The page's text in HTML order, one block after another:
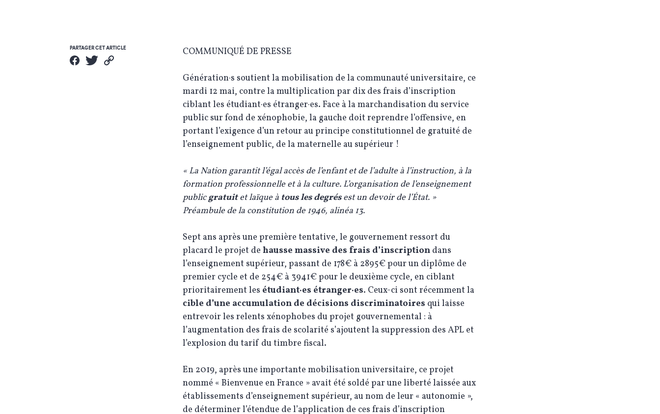
PARTAGER CET ARTICLE COMMUNIQUÉ DE PRESSE
Génération·s soutient la mobilisation de la communauté universitaire, ce
mardi 12 mai, contre la multiplication par dix des frais d’inscription
ciblant les étudiant·es étranger·es. Face à la marchandisation du service
public sur fond de xénophobie, la gauche doit reprendre l’offensive, en
portant l’exigence d’un retour au principe constitutionnel de gratuité de
l’enseignement public, de la maternelle au supérieur !
« La Nation garantit l’égal accès de l’enfant et de l’adulte à l’instruction, à la
formation professionnelle et à la culture. L’organisation de l’enseignement
publicgratuitet laïque à tous les degrésest un devoir de l’État. »
Préambule de la constitution de 1946, alinéa 13.
Sept ans après une première tentative, le gouvernement ressort du
placard le projet de hausse massive des frais d’inscription dans
l’enseignement supérieur, passant de 178€ à 2895€ pour un diplôme de
premier cycle et de 254€ à 3941€ pour le deuxième cycle, en ciblant
prioritairement les étudiant·es étranger·es. Ceux-ci sont récemment la
cible d’une accumulation de décisions discriminatoires qui laisse
entrevoir les relents xénophobes du projet gouvernemental : à
l’augmentation des frais de scolarité s’ajoutent la suppression des APL et
l’explosion du tarif du timbre fiscal.
En 2019, après une importante mobilisation universitaire, ce projet
nommé « Bienvenue en France » avait été soldé par une liberté laissée aux
établissements d’enseignement supérieur, au nom de leur « autonomie »,
de déterminer l’étendue de l’application de ces frais d’inscription